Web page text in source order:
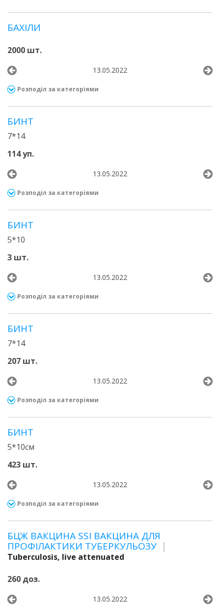
БАХІЛИ
2000 шт.
13.05.2022
Розподіл за категоріями
БИНТ
7*14
114 уп.
13.05.2022
Розподіл за категоріями
БИНТ
5*10
3 шт.
13.05.2022
Розподіл за категоріями
БИНТ
7*14
207 шт.
13.05.2022
Розподіл за категоріями
БИНТ
5*10см
423 шт.
13.05.2022
Розподіл за категоріями
БЦЖ ВАКЦИНА SSI ВАКЦИНА ДЛЯ
ПРОФІЛАКТИКИ ТУБЕРКУЛЬОЗУ
Tuberculosis, live attenuated
260 доз.
13.05.2022